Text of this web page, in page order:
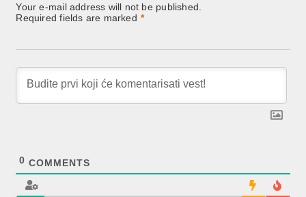
Your e-mail address will not be published.
Required fields are marked *
0 COMMENTS